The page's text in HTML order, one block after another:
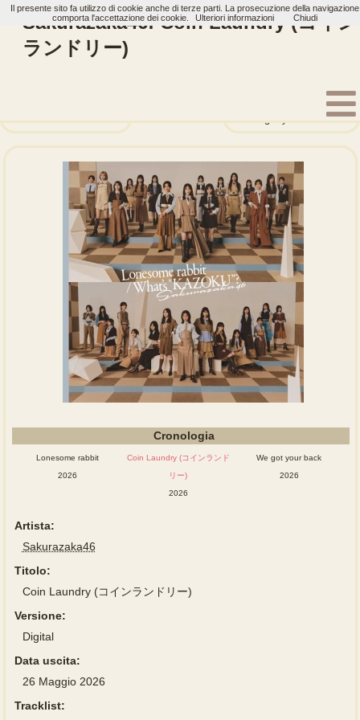
Sakurazaka46: Coin Laundry (コイン
ランドリー)
Lonesome rabbit We got your back
Cronologia
Lonesome rabbit
2026
Coin Laundry (コインランド
リー)
2026
We got your back
2026
Artista:
Sakurazaka46
Titolo:
Coin Laundry (コインランドリー)
Versione:
Digital
Data uscita:
26 Maggio 2026
Tracklist:
Il presente sito fa utilizzo di cookie anche di terze parti. La prosecuzione della navigazione
comporta l'accettazione dei cookie.
Ulteriori informazioni Chiudi